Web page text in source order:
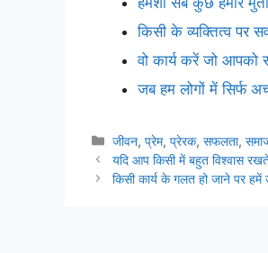
किसी के व्यक्तित्व पर
वो कार्य करें जो आपको
जब हम लोगों में सिर्फ
Categories
जीवन,प्रेम,प्रेरक,सफलता,
यदि आप किसी में बहुत विश्वास
किसी कार्य के गलत हो जाने पर